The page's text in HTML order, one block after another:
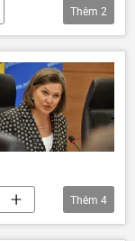
Thêm 2
Thêm 4